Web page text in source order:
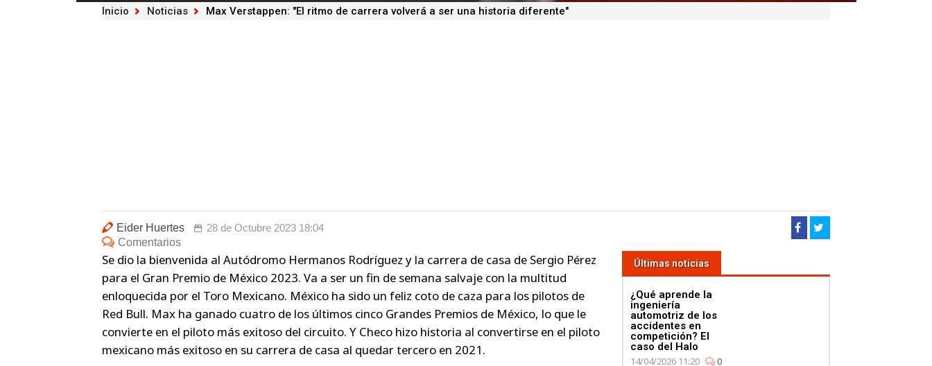
Inicio Noticias Max Verstappen: "El ritmo de carrera volverá a ser una historia diferente"
Eider Huertes
28 de Octubre 2023 18:04
Comentarios
Se dio la bienvenida al Autódromo Hermanos Rodríguez y la carrera de casa de Sergio Pérez
para el Gran Premio de México 2023. Va a ser un fin de semana salvaje con la multitud
enloquecida por el Toro Mexicano. México ha sido un feliz coto de caza para los pilotos de
Red Bull. Max ha ganado cuatro de los últimos cinco Grandes Premios de México, lo que le
convierte en el piloto más exitoso del circuito. Y Checo hizo historia al convertirse en el piloto
mexicano más exitoso en su carrera de casa al quedar tercero en 2021.
Últimas noticias
¿Qué aprende la
ingeniería
automotriz de los
accidentes en
competición? El
caso del Halo
14/04/2026 11:20
0